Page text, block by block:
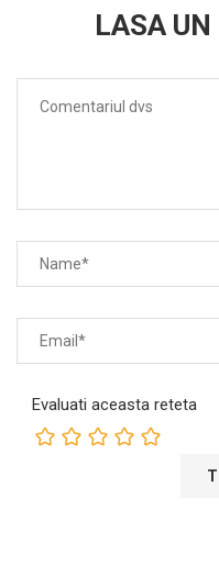
LASA
Evaluati aceasta reteta